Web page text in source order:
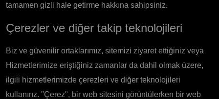
tamamen gizli hale getirme hakkına sahipsiniz.
Çerezler ve diğer takip teknolojileri
Biz ve güvenilir ortaklarımız, sitemizi ziyaret ettiğiniz veya
Hizmetlerimize eriştiğiniz zamanlar da dahil olmak üzere,
ilgili hizmetlerimizde çerezleri ve diğer teknolojileri
kullanırız. "Çerez", bir web sitesini görüntülerken bir web